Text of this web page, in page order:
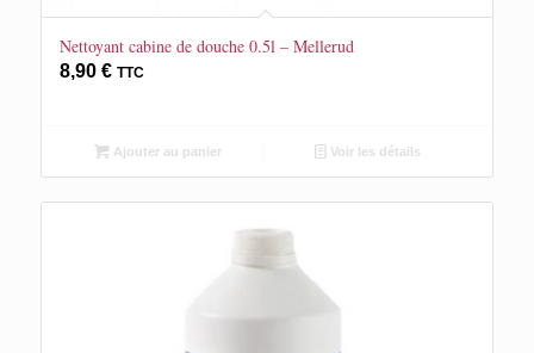
Nettoyant cabine de douche 0.5l – Mellerud
8,90 € TTC
Ajouter au panier Voir les détails